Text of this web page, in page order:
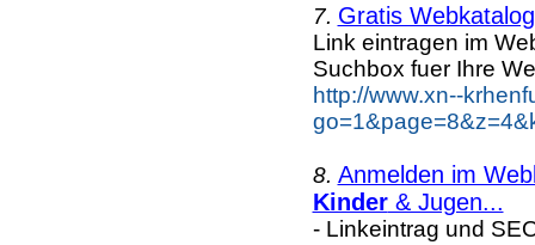
7. Gratis
Link eintragen im
Suchbox fuer Ihre
http://www.xn--
8. Anmelden im
Kinder& Jugen...
- Linkeintrag und